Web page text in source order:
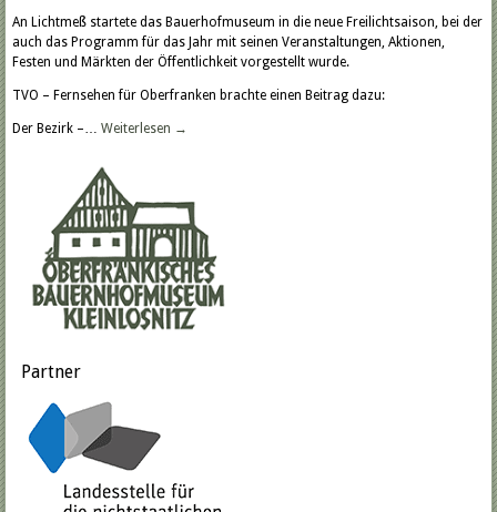
An Lichtmeß startete das Bauerhofmuseum in die neue Freilichtsaison, bei der
auch das Programm für das Jahr mit seinen Veranstaltungen, Aktionen,
Festen und Märkten der Öffentlichkeit vorgestellt wurde.
TVO – Fernsehen für Oberfranken brachte einen Beitrag dazu:
Der Bezirk –…Weiterlesen →
Partner